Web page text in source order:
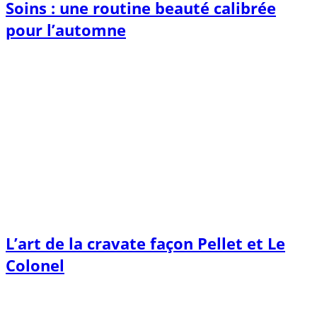
Soins : une routine beauté calibrée
pour l’automne
L’art de la cravate façon Pellet et Le
Colonel